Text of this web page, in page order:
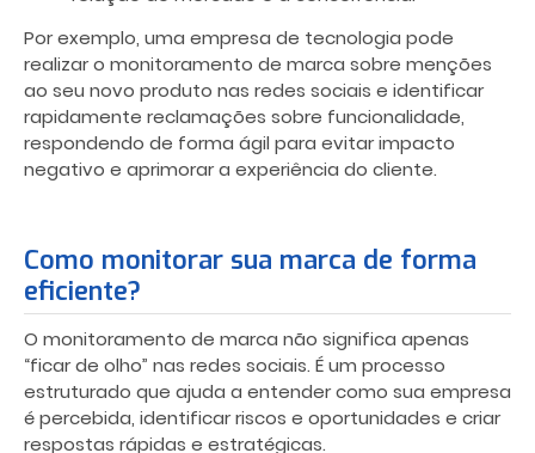
Por exemplo, uma empresa de tecnologia pode
realizar o monitoramento de marca sobre menções
ao seu novo produto nas redes sociais e identificar
rapidamente reclamações sobre funcionalidade,
respondendo de forma ágil para evitar impacto
negativo e aprimorar a experiência do cliente.
Como monitorar sua marca de forma
eficiente?
O monitoramento de marca não significa apenas
“ficar de olho” nas redes sociais. É um processo
estruturado que ajuda a entender como sua empresa
é percebida, identificar riscos e oportunidades e criar
respostas rápidas e estratégicas.